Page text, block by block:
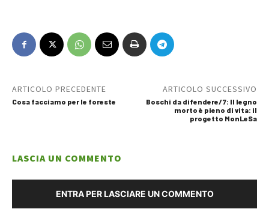
ARTICOLO PRECEDENTE
Cosa facciamo per le foreste
ARTICOLO SUCCESSIVO
Boschi da difendere/7: Il legno
morto è pieno di vita: il
progetto MonLeSa
LASCIA UN COMMENTO
ENTRA PER LASCIARE UN COMMENTO